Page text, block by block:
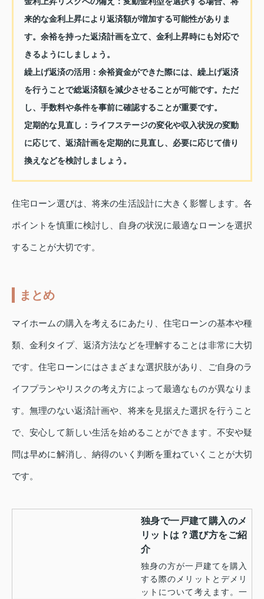
来的な金利上昇により返済額が増加する可能性がありま
す。余裕を持った返済計画を立て、金利上昇時にも対応で
きるようにしましょう。
繰上げ返済の活用： 余裕資金ができた際には、繰上げ返済
を行うことで総返済額を減少させることが可能です。ただ
し、手数料や条件を事前に確認することが重要です。
定期的な見直し： ライフステージの変化や収入状況の変動
に応じて、返済計画を定期的に見直し、必要に応じて借り
換えなどを検討しましょう。
住宅ローン選びは、将来の生活設計に大きく影響します。各
ポイントを慎重に検討し、自身の状況に最適なローンを選択
することが大切です。
まとめ
マイホームの購入を考えるにあたり、住宅ローンの基本や種
類、金利タイプ、返済方法などを理解することは非常に大切
です。住宅ローンにはさまざまな選択肢があり、ご自身のラ
イフプランやリスクの考え方によって最適なものが異なりま
す。無理のない返済計画や、将来を見据えた選択を行うこと
で、安心して新しい生活を始めることができます。不安や疑
問は早めに解消し、納得のいく判断を重ねていくことが大切
です。
独身で一戸建て購入のメ
リットは？選び方をご紹
介
独身の方が一戸建てを購入
する際のメリットとデメリ
ットについて考えます。一